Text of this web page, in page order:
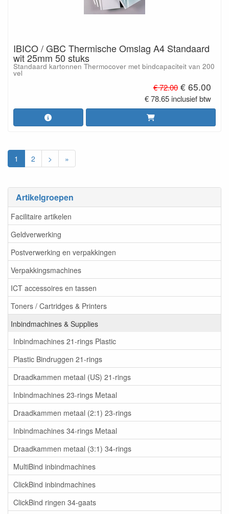
Artikelgroepen
Facilitaire artikelen
Geldverwerking
Postverwerking en verpakkingen
Verpakkingsmachines
ICT accessoires en tassen
Toners / Cartridges & Printers
Inbindmachines & Supplies
Inbindmachines 21-rings Plastic
Plastic Bindruggen 21-rings
Draadkammen metaal (US) 21-rings
Inbindmachines 23-rings Metaal
Draadkammen metaal (2:1) 23-rings
Inbindmachines 34-rings Metaal
Draadkammen metaal (3:1) 34-rings
MultiBind inbindmachines
ClickBind inbindmachines
ClickBind ringen 34-gaats
IBICO / GBC Thermische Omslag A4 Standaard
wit 25mm 50 stuks
Standaard kartonnen Thermocover met bindcapaciteit van 200
vel
€ 72.00 € 65.00
€ 78.65 inclusief btw
1 2 > »